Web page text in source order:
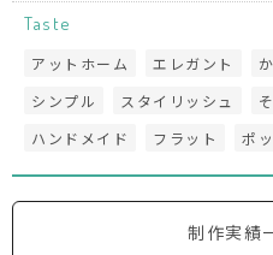
Taste
アットホーム エレガント
シンプル
スタイリッシュ
ハンドメイド
フラット ポ
制作実績